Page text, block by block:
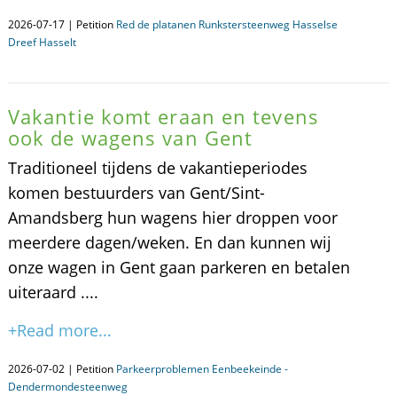
2026-07-17 | Petition Red de platanen Runkstersteenweg Hasselse
Dreef Hasselt
Vakantie komt eraan en tevens
ook de wagens van Gent
Traditioneel tijdens de vakantieperiodes
komen bestuurders van Gent/Sint-
Amandsberg hun wagens hier droppen voor
meerdere dagen/weken. En dan kunnen wij
onze wagen in Gent gaan parkeren en betalen
uiteraard ....
+Read more...
2026-07-02 | Petition Parkeerproblemen Eenbeekeinde -
Dendermondesteenweg